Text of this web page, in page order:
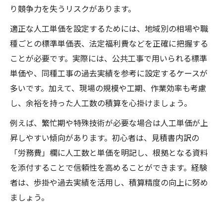
り競争力を失うリスクがあります。
適正な人工単価を設定するためには、地域別の相場や職
種ごとの標準単価表、法定福利費などを正確に把握する
ことが必要です。実際には、公共工事で用いられる標準
単価や、同種工事の過去実績を参考に設定するケースが
多いです。加えて、現場の規模や工期、作業効率も考慮
し、余裕を持った人工数の積算を心掛けましょう。
例えば、繁忙期や特殊技術が必要な場合は人工単価が上
昇しやすい傾向があります。初心者は、見積書内訳の
「労務費」欄に人工数と単価を明記し、根拠となる資料
を添付することで信頼性を高めることができます。経験
者は、歩掛や過去実績を活用し、積算精度の向上に努め
ましょう。